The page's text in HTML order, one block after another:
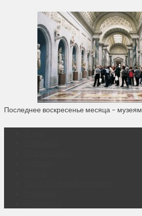
Последнее воскресенье месяца – музеям